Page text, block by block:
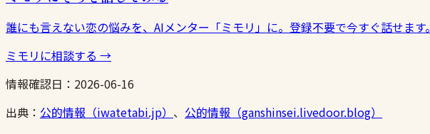
誰にも言えない恋の悩みを、AIメンター「ミモリ」に。登録不要で今すぐ話せます。
ミモリに相談する →
情報確認日： 2026-06-16
出典： 公的情報（iwatetabi.jp） 、 公的情報（ganshinsei.livedoor.blog）